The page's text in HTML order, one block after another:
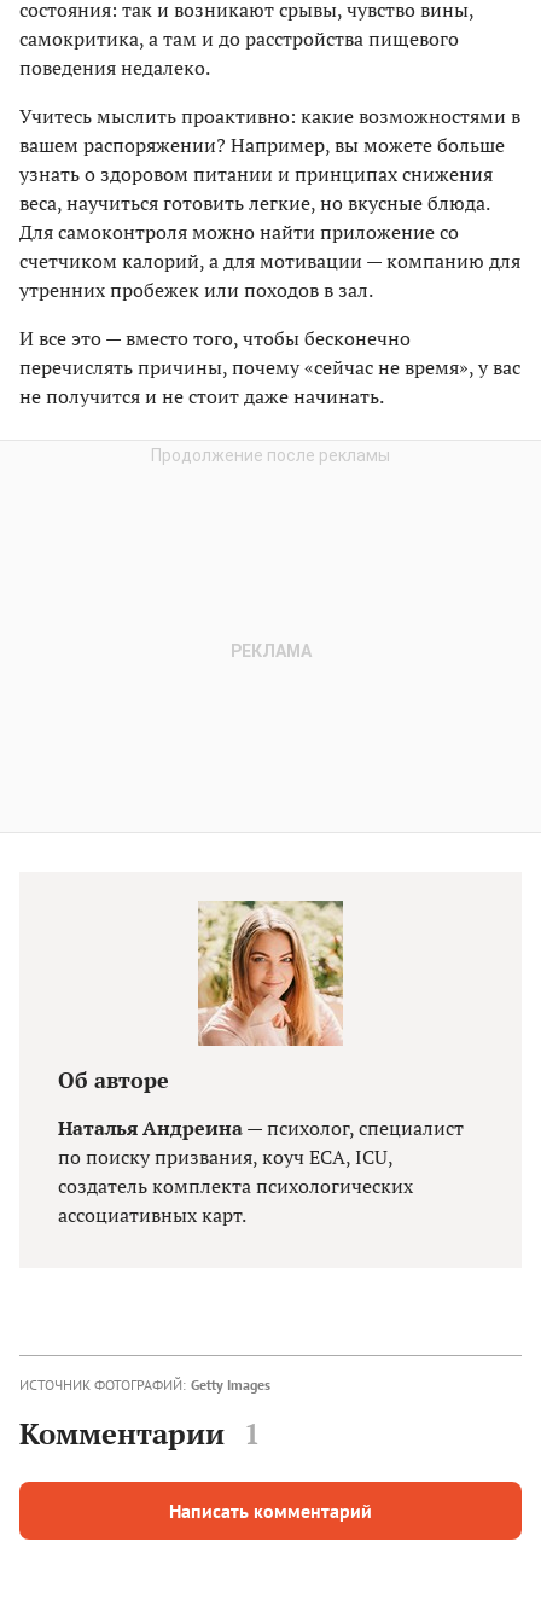
состояния: так и возникают срывы, чувство вины,
самокритика, а там и до расстройства пищевого
поведения недалеко.
Учитесь мыслить проактивно: какие возможностями в
вашем распоряжении? Например, вы можете больше
узнать о здоровом питании и принципах снижения
веса, научиться готовить легкие, но вкусные блюда.
Для самоконтроля можно найти приложение со
счетчиком калорий, а для мотивации — компанию для
утренних пробежек или походов в зал.
И все это — вместо того, чтобы бесконечно
перечислять причины, почему «сейчас не время», у вас
не получится и не стоит даже начинать.
Об авторе
Наталья Андреина— психолог, специалист
по поиску призвания, коуч ECA, ICU,
создатель комплекта психологических
ассоциативных карт.
ИСТОЧНИК ФОТОГРАФИЙ: Getty Images
Комментарии 1
Написать комментарий